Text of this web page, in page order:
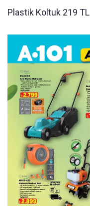
Plastik Koltuk 219 TL